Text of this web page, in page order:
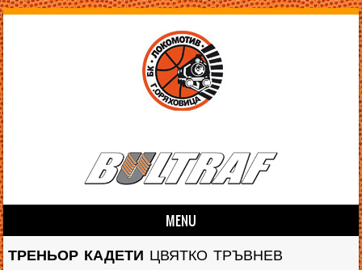
MENU
Skip to content
ТРЕНЬОР КАДЕТИ ЦВЯТКО ТРЪВНЕВ